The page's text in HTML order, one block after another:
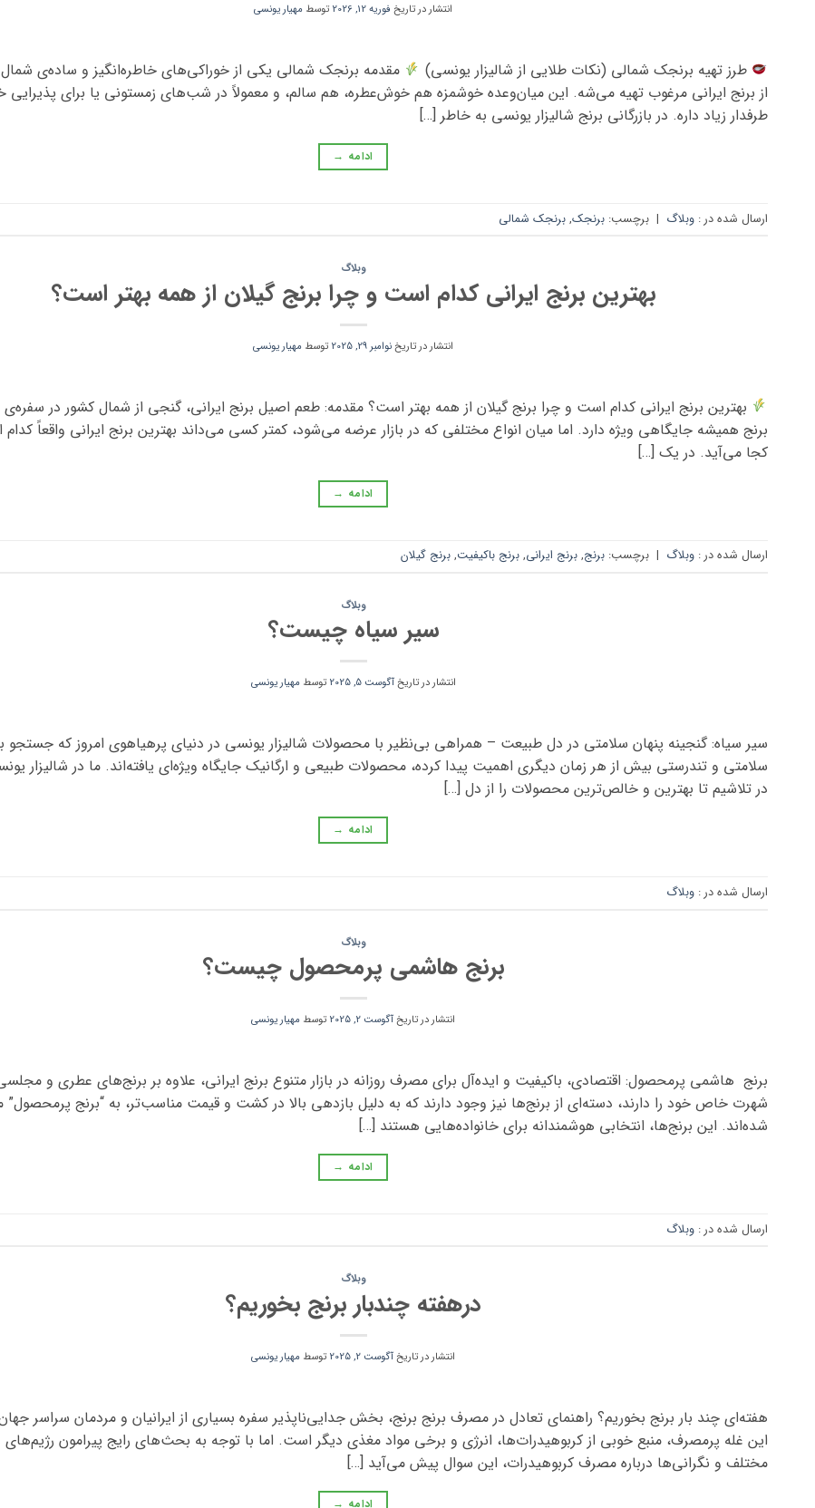
انتشار در تاریخ فوریه 12, 2026 توسط مهیار یونسی
طرز تهیه برنجک شمالی (نکات طلایی از شالیزار یونسی)
مقدمه برنجک شمالی یکی از خوراکی‌های خاطره‌انگیز و ساده‌ی
از برنج ایرانی مرغوب تهیه می‌شه. این میان‌وعده خوشمزه هم خوش‌عطره، هم سالم، و معمولاً در شب‌های زمستونی یا برای پذیرایی
طرفدار زیاد داره. در بازرگانی برنج شالیزار یونسی به خاطر […]
ادامه →
ارسال شده در : وبلاگ | برچسب: برنجک, برنجک شمالی
وبلاگ
بهترین برنج ایرانی کدام است و چرا برنج گیلان از همه بهتر است؟
انتشار در تاریخنوامبر 29, 2025 توسط مهیار یونسی
بهترین برنج ایرانی کدام است و چرا برنج گیلان از همه بهتر است؟ مقدمه: طعم اصیل برنج ایرانی، گنجی از شمال کشور در سفره‌ی
برنج همیشه جایگاهی ویژه دارد. اما میان انواع مختلفی که در بازار عرضه می‌شود، کمتر کسی می‌داند بهترین برنج ایرانی واقعاً
کجا می‌آید. در یک […]
ادامه →
ارسال شده در : وبلاگ | برچسب: برنج, برنج ایرانی, برنج باکیفیت, برنج گیلان
وبلاگ
سیر سیاه چیست؟
انتشار در تاریخآگوست 5, 2025 توسط مهیار یونسی
سیر سیاه: گنجینه پنهان سلامتی در دل طبیعت – همراهی بی‌نظیر با محصولات شالیزار یونسی در دنیای پرهیاهوی امروز که جستجو
سلامتی و تندرستی بیش از هر زمان دیگری اهمیت پیدا کرده، محصولات طبیعی و ارگانیک جایگاه ویژه‌ای یافته‌اند. ما در شالیزار
در تلاشیم تا بهترین و خالص‌ترین محصولات را از دل […]
ادامه →
ارسال شده در : وبلاگ
وبلاگ
برنج هاشمی پرمحصول چیست؟
انتشار در تاریخآگوست 2, 2025 توسط مهیار یونسی
برنج هاشمی پرمحصول: اقتصادی، باکیفیت و ایده‌آل برای مصرف روزانه در بازار متنوع برنج ایرانی، علاوه بر برنج‌های عطری و
شهرت خاص خود را دارند، دسته‌ای از برنج‌ها نیز وجود دارند که به دلیل بازدهی بالا در کشت و قیمت مناسب‌تر، به “برنج
شده‌اند. این برنج‌ها، انتخابی هوشمندانه برای خانواده‌هایی هستند […]
ادامه →
ارسال شده در : وبلاگ
وبلاگ
درهفته چندبار برنج بخوریم؟
انتشار در تاریخآگوست 2, 2025 توسط مهیار یونسی
هفته‌ای چند بار برنج بخوریم؟ راهنمای تعادل در مصرف برنج برنج، بخش جدایی‌ناپذیر سفره بسیاری از ایرانیان و مردمان سراسر
این غله پرمصرف، منبع خوبی از کربوهیدرات‌ها، انرژی و برخی مواد مغذی دیگر است. اما با توجه به بحث‌های رایج پیرامون رژیم‌های
مختلف و نگرانی‌ها درباره مصرف کربوهیدرات، این سوال پیش می‌آید […]
ادامه →